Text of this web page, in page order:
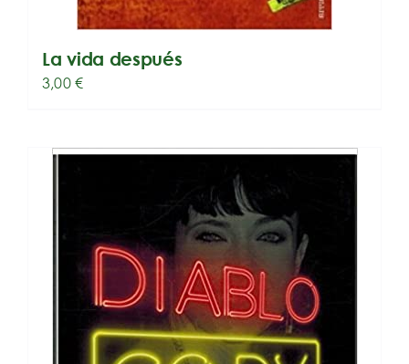
La vida después
3,00€